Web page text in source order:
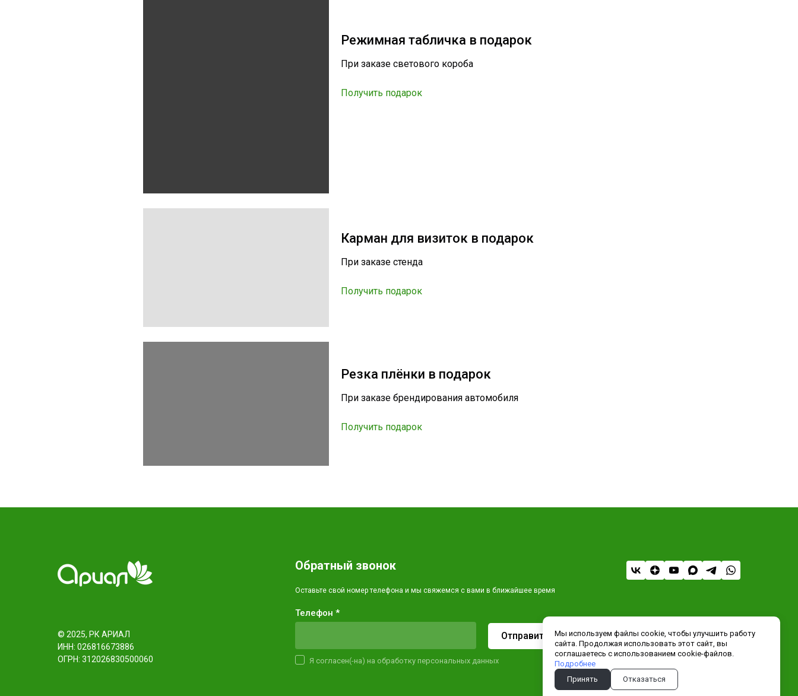
Режимная табличка в подарок
При заказе светового короба
Получить подарок
Карман для визиток в подарок
При заказе стенда
Получить подарок
Резка плёнки в подарок
При заказе брендирования автомобиля
Получить подарок
© 2025, РК АРИАЛ
ИНН: 026816673886
ОГРН: 312026830500060
Обратный звонок
Оставьте свой номер телефона и мы свяжемся с вами в ближайшее время
Телефон *
Отправить
Я согласен(-на) на обработку персональных данных Сделано в Хезар
Мы используем файлы cookie, чтобы улучшить работу
сайта. Продолжая использовать этот сайт, вы
соглашаетесь с использованием cookie-файлов.
Подробнее
Отказаться
Принять